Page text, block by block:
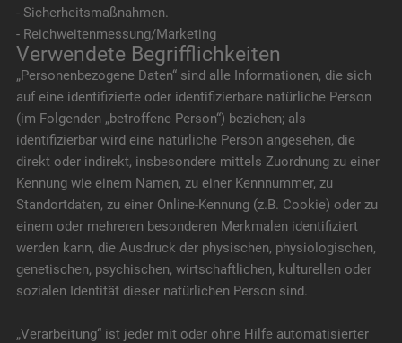
- Sicherheitsmaßnahmen.
- Reichweitenmessung/Marketing
Verwendete Begrifflichkeiten
„Personenbezogene Daten“ sind alle Informationen, die sich
auf eine identifizierte oder identifizierbare natürliche Person
(im Folgenden „betroffene Person“) beziehen; als
identifizierbar wird eine natürliche Person angesehen, die
direkt oder indirekt, insbesondere mittels Zuordnung zu einer
Kennung wie einem Namen, zu einer Kennnummer, zu
Standortdaten, zu einer Online-Kennung (z.B. Cookie) oder zu
einem oder mehreren besonderen Merkmalen identifiziert
werden kann, die Ausdruck der physischen, physiologischen,
genetischen, psychischen, wirtschaftlichen, kulturellen oder
sozialen Identität dieser natürlichen Person sind.
„Verarbeitung“ ist jeder mit oder ohne Hilfe automatisierter